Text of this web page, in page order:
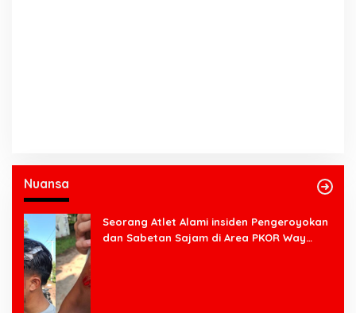
Nuansa
Seorang Atlet Alami insiden Pengeroyokan
dan Sabetan Sajam di Area PKOR Way